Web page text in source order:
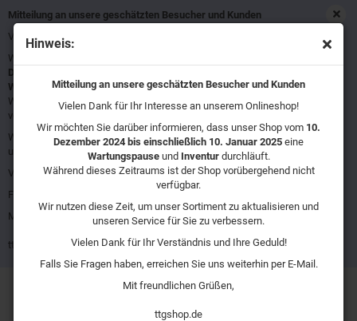
Hinweis:
Mitteilung an unsere geschätzten Besucher und Kunden
Vielen Dank für Ihr Interesse an unserem Onlineshop!
Wir möchten Sie darüber informieren, dass unser Shop vom 10.
Dezember 2024 bis einschließlich 10. Januar 2025 eine
Wartungspauseund Inventurdurchläuft.
Während dieses Zeitraums ist der Shop vorübergehend nicht
verfügbar.
Wir nutzen diese Zeit, um unser Sortiment zu aktualisieren und
unseren Service für Sie zu verbessern.
Vielen Dank für Ihr Verständnis und Ihre Geduld!
Falls Sie Fragen haben, erreichen Sie uns weiterhin per E-Mail.
Mit freundlichen Grüßen,
ttgshop.de
Mitteilung an unsere geschätzten Besucher und Kunden
Vielen Dank für Ihr Interesse an unserem Onlineshop!
Wir möchten Sie darüber informieren, dass unser Shop vom
Dezember 2024 bis einschließlich 10. Januar 2025
WartungspauseundInventurdurchläuft.
Während dieses Zeitraums ist der Shop vorübergehend nicht
verfügbar.
Wir nutzen diese Zeit, um unser Sortiment zu aktualisieren und
unseren Service für Sie zu verbessern.
Vielen Dank für Ihr Verständnis und Ihre Geduld!
Falls Sie Fragen haben, erreichen Sie uns weiterhin per E-Mail.
Mit freundlichen Grüßen,
ttgshop.de
Nadelentroster
Sortieren nach 16 pro Seite
Atlas Copco Pro P 2540 Nadelentroster